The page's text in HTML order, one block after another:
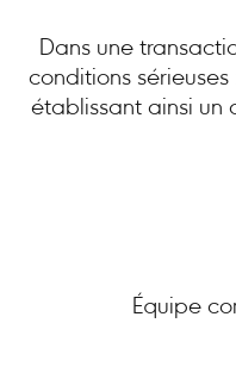
Dans une
conditions
établissant ainsi un
Équipe